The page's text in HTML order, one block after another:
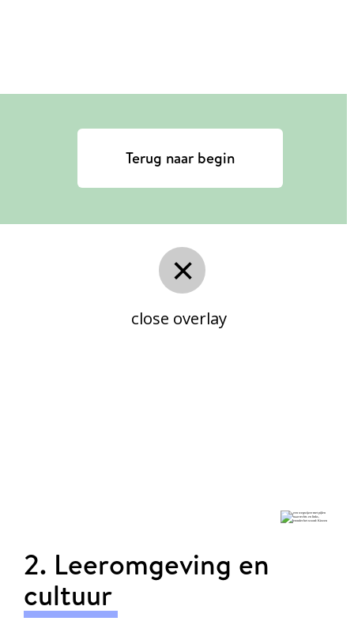
close overlay
Terug naar begin
2. Leeromgeving en
cultuur